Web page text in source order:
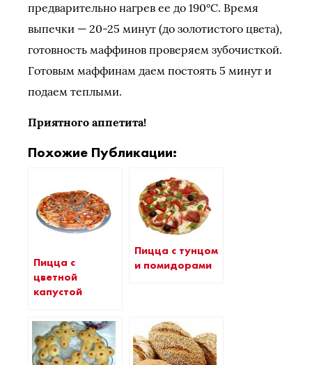
предварительно нагрев ее до 190°C. Время
выпечки — 20-25 минут (до золотистого цвета),
готовность маффинов проверяем зубочисткой.
Готовым маффинам даем постоять 5 минут и
подаем теплыми.
Приятного аппетита!
Похожие Публикации:
Пицца с
цветной
капустой
Пицца с тунцом
и помидорами